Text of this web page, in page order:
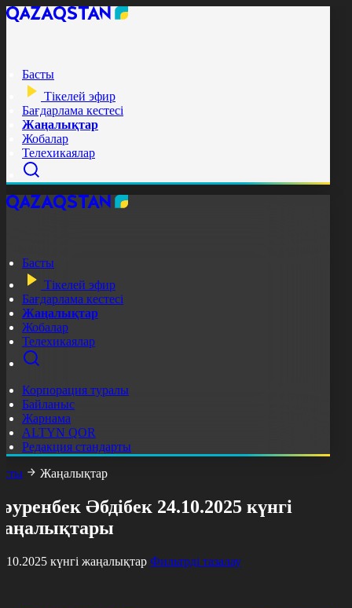
Басты
Тікелей эфир
Бағдарлама кестесі
Жаңалықтар
Жобалар
Телехикаялар
Басты
Тікелей эфир
Бағдарлама кестесі
Жаңалықтар
Жобалар
Телехикаялар
Корпорация туралы
Байланыс
Жарнама
ALTYN QOR
Редакция стандарты
Жаңалықтар
Әбдібек 24.10.2025 күнгі
күнгі жаңалықтар Фильтрді тазалау